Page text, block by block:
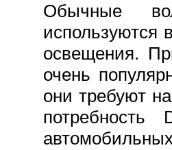
Обычные
используются
освещения.
очень
они требуют